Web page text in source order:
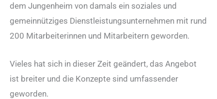
dem Jungenheim von damals ein soziales und
gemeinnütziges Dienstleistungsunternehmen mit rund
200 Mitarbeiterinnen und Mitarbeitern geworden.
Vieles hat sich in dieser Zeit geändert, das Angebot
ist breiter und die Konzepte sind umfassender
geworden.